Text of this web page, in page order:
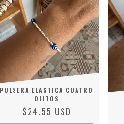
PULSERA ELASTICA CUATRO
OJITOS
$24.55 USD